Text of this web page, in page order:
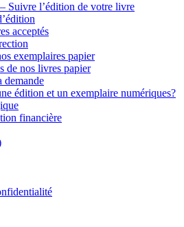
Suivre l’édition de votre livre
acceptés
exemplaires papier
de nos livres papier
demande
édition et un exemplaire numériques?
financière